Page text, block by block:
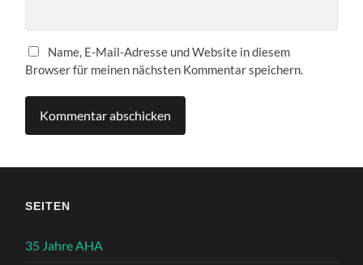
Name, E-Mail-Adresse und Website in diesem
Browser für meinen nächsten Kommentar speichern.
SEITEN
35 Jahre AHA